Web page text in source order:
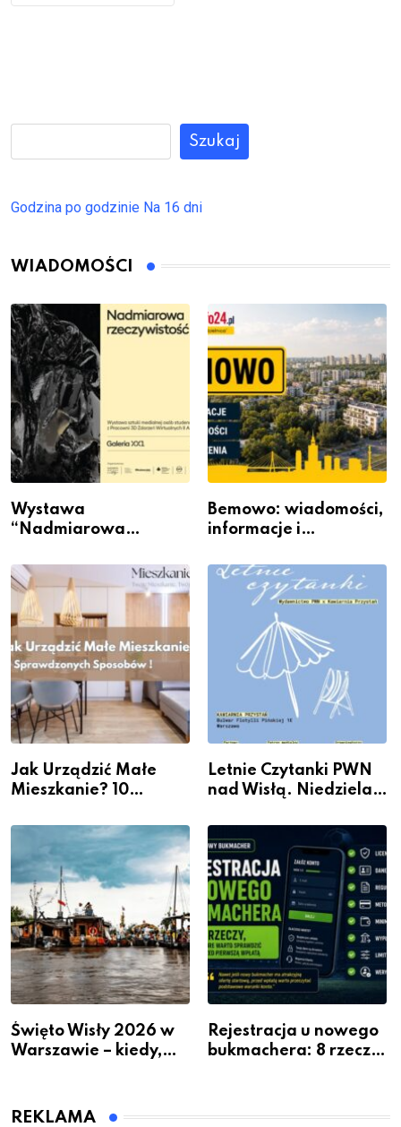
Szukaj
Godzina po godzinie Na 16 dni
WIADOMOŚCI
Wystawa
“Nadmiarowa
Galerii XX1
Bemowo: wiadomości,
informacje i
Jak Urządzić Małe
Mieszkanie? 10
Przestrzeni Bez
Kosztownego Remontu
Letnie Czytanki PWN
nad Wisłą. Niedziela z
dla siebie
Święto Wisły 2026 w
Warszawie – kiedy,
Rejestracja u nowego
bukmachera: 8 rzeczy,
REKLAMA